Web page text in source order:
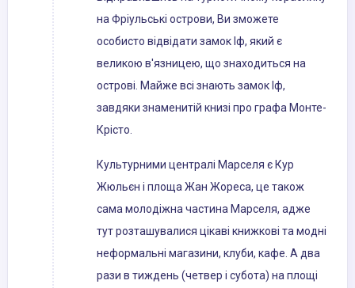
на Фріульські острови, Ви зможете
особисто відвідати замок Іф, який є
великою в'язницею, що знаходиться на
острові. Майже всі знають замок Іф,
завдяки знаменитій книзі про графа Монте-
Крісто.
Культурними централі Марселя є Кур
Жюльєн і площа Жан Жореса, це також
сама молодіжна частина Марселя, адже
тут розташувалися цікаві книжкові та модні
неформальні магазини, клуби, кафе. А два
рази в тиждень (четвер і субота) на площі